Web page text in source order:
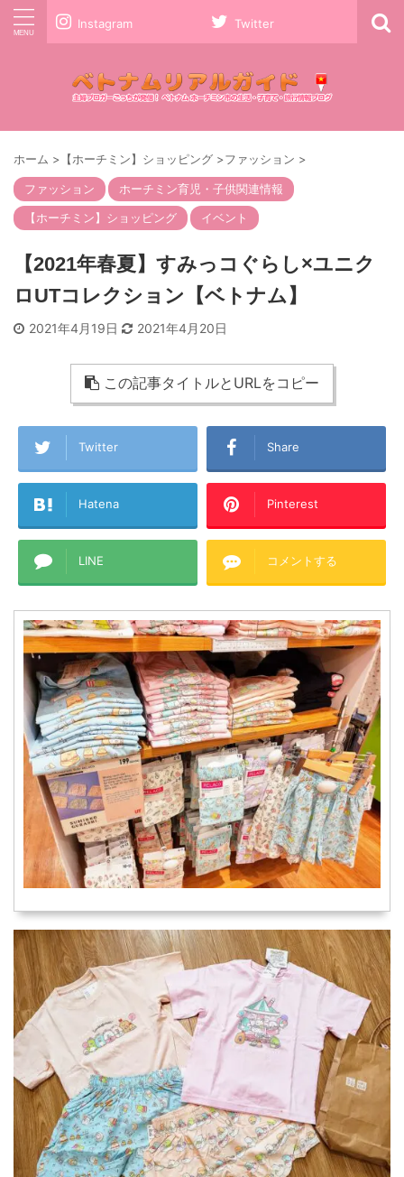
Instagram Twitter
ホーム > 【ホーチミン】ショッピング >ファッション >
ファッション
ホーチミン育児・子供関連情報
【ホーチミン】ショッピング
イベント
【2021年春夏】すみっコぐらし×ユニク
ロUTコレクション【ベトナム】
2021年4月19日 2021年4月20日
この記事タイトルとURLをコピー
Twitter Share
Hatena Pinterest
LINE コメントする